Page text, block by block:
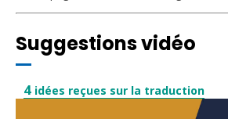
Suggestions vidéo
4 idées reçues sur la traduction